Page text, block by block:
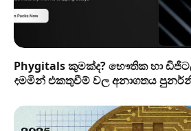
Phygitals කුමක්ද? භෞතික හා
දමමින් එකතුවීම් වල අනාගතය